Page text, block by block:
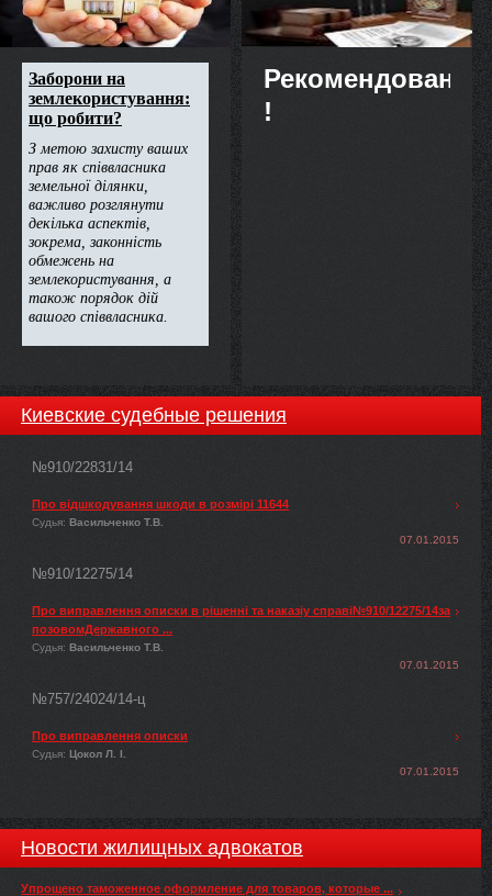
Рекомендовано
!
Киевские судебные решения
№910/22831/14
Про відшкодування шкоди в розмірі 11644
Судья: Васильченко Т.В.
07.01.2015
№910/12275/14
Про виправлення описки в рішенні та наказіу справі№910/12275/14за
позовомДержавного ...
Судья: Васильченко Т.В.
07.01.2015
№757/24024/14-ц
Про виправлення описки
Судья: Цокол Л. І.
07.01.2015
Новости жилищных адвокатов
Упрощено таможенное оформление для товаров, которые ...